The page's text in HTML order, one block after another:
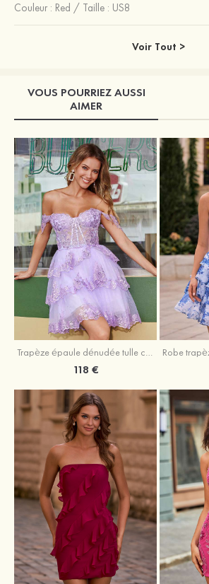
Couleur : Red / Taille : US8
Voir Tout >
VOUS POURRIEZ AUSSI
AIMER
Trapèze épaule dénudée tulle courte/mini robe de fête de la rentrée avec paillettes
118 €